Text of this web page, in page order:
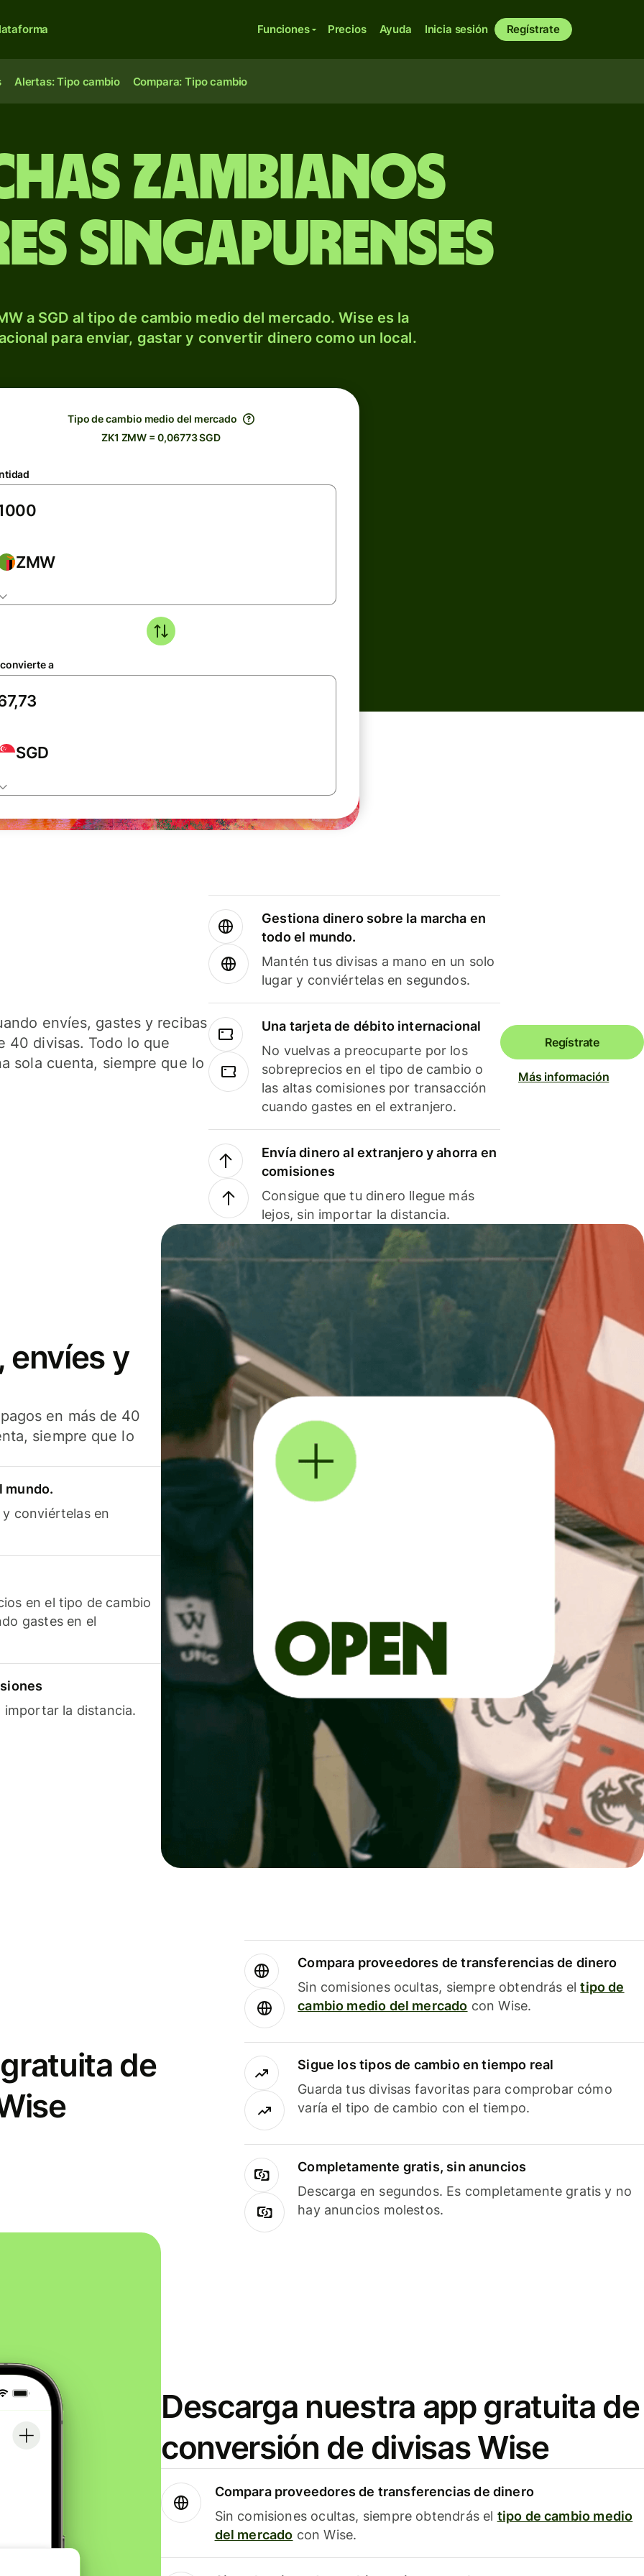
Funciones Precios Ayuda Inicia sesión Regístrate
Alertas: Tipo cambio Compara: Tipo cambio
zambianos
singapurenses
a SGD al tipo de cambio medio del mercado. Wise es la
para enviar, gastar y convertir dinero como un local.
Tipo de cambio medio del mercado
ZK1 ZMW = 0,06773 SGD
ZMW
a
SGD
envíes, gastes y recibas
40 divisas. Todo lo que
sola cuenta, siempre que lo
Gestiona dinero sobre la marcha en
todo el mundo.
Mantén tus divisas a mano en un solo
lugar y conviértelas en segundos.
Una tarjeta de débito internacional
No vuelvas a preocuparte por los
sobreprecios en el tipo de cambio o
las altas comisiones por transacción
cuando gastes en el extranjero.
Envía dinero al extranjero y ahorra en
comisiones
Consigue que tu dinero llegue más
lejos, sin importar la distancia.
Regístrate
Más información
envíes y
en más de 40
siempre que lo
mundo.
conviértelas en
en el tipo de cambio
gastes en el
importar la distancia.
de
Compara proveedores de transferencias de dinero
Sin comisiones ocultas, siempre obtendrás eltipo de
cambio medio del mercado con Wise.
Sigue los tipos de cambio en tiempo real
Guarda tus divisas favoritas para comprobar cómo
varía el tipo de cambio con el tiempo.
Completamente gratis, sin anuncios
Descarga en segundos. Es completamente gratis y no
hay anuncios molestos.
Descarga nuestra app gratuita de
conversión de divisas Wise
Compara proveedores de transferencias de dinero
Sin comisiones ocultas, siempre obtendrás el tipo de cambio medio
del mercado con Wise.